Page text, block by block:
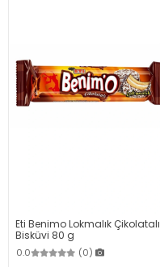
Eti Benimo Lokmalık Çikolatalı
Bisküvi 80 g
0.0 (0)